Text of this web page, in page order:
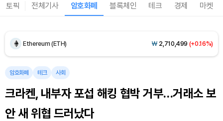
토픽 전체기사 암호화폐 블록체인 테크 경제 마켓
Bitcoin (BTC) ₩ 91,771,439 (+0.21%)
BNB (BNB) 856,241 (+0.59%)
USDC (USDC)
암호화폐 테크 사회
크라켄, 내부자 포섭 해킹 협박 거부…거래소 보
안 새 위협 드러났다